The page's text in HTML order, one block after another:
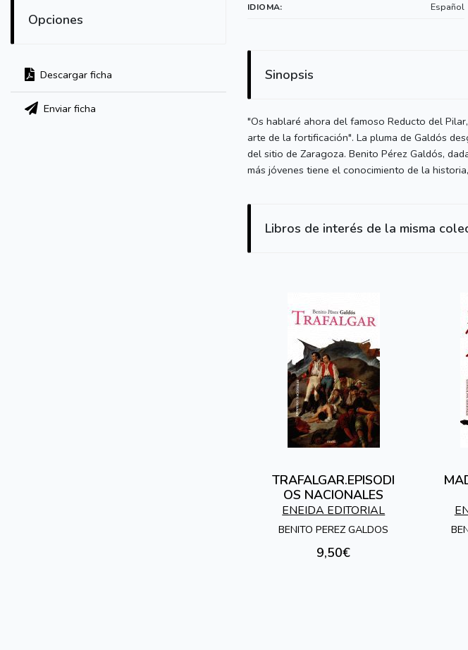
Opciones
Descargar ficha
Enviar ficha
IDIOMA: Español
Sinopsis
"Os hablaré ahora del famoso Reducto del
arte de la fortificación". La pluma de Galdós
del sitio de Zaragoza. Benito Pérez Galdós,
más jóvenes tiene el conocimiento de la
Libros de interés de la misma
TRAFALGAR.EPISODI
OS NACIONALES
ENEIDA EDITORIAL
BENITO PEREZ GALDOS
9,50€